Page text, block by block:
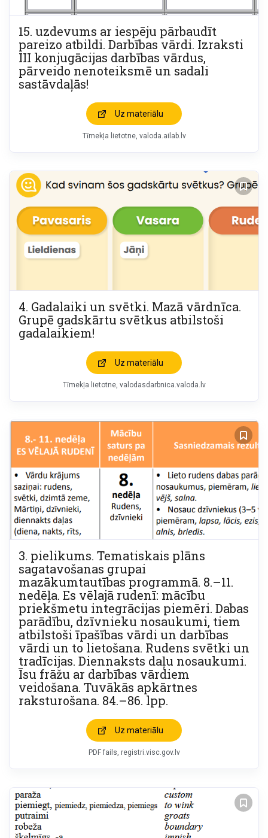
15. uzdevums ar iespēju pārbaudīt
pareizo atbildi. Darbības vārdi. Izraksti
III konjugācijas darbības vārdus,
pārveido nenoteiksmē un sadali
sastāvdaļās!
Uz materiālu
Tīmekļa lietotne valoda.ailab.lv
4. Gadalaiki un svētki. Mazā vārdnīca.
Grupē gadskārtu svētkus atbilstoši
gadalaikiem!
Uz materiālu
Tīmekļa lietotne valodasdarbnica.valoda.lv
3. pielikums. Tematiskais plāns
sagatavošanas grupai
mazākumtautības programmā. 8.–11.
nedēļa. Es vēlajā rudenī: mācību
priekšmetu integrācijas piemēri. Dabas
parādību, dzīvnieku nosaukumi, tiem
atbilstoši īpašības vārdi un darbības
vārdi un to lietošana. Rudens svētki un
tradīcijas. Diennaksts daļu nosaukumi.
Īsu frāžu ar darbības vārdiem
veidošana. Tuvākās apkārtnes
raksturošana. 84.–86. lpp.
Uz materiālu
PDF fails registri.visc.gov.lv